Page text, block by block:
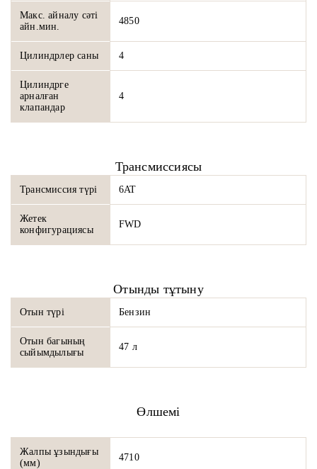
Макс. айналу сәті
айн.мин.
4850
Цилиндрлер саны 4
Цилиндрге
арналған
клапандар
4
Трансмиссиясы
Трансмиссия түрі 6AT
Жетек
конфигурациясы
FWD
Отынды тұтыну
Отын түрі Бензин
Отын багының
сыйымдылығы
47 л
Өлшемі
Жалпы ұзындығы
(мм)
4710